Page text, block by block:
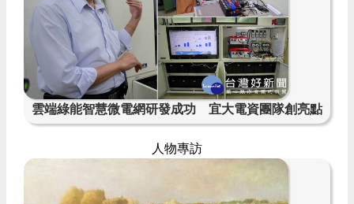
雲端綠能智慧微電網研發成功 宜大電資團隊創亮點
人物專訪